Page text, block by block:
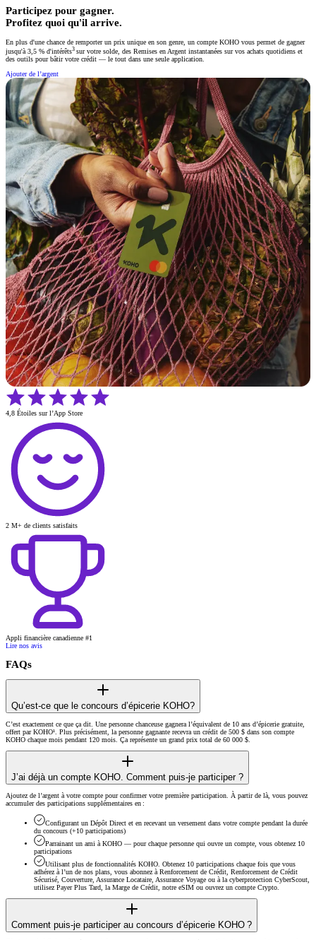
Participez pour gagner.
Profitez quoi qu'il arrive.
En plus d'une chance de remporter un prix unique en son genre, un compte KOHO vous permet de gagner
jusqu'à 3,5 % d'intérêts3 sur votre solde, des Remises en Argent instantanées sur vos achats quotidiens et
des outils pour bâtir votre crédit — le tout dans une seule application.
Ajouter de l’argent
4,8 Étoiles sur l’App Store
2 M+ de clients satisfaits
Appli financière canadienne #1
Lire nos avis
FAQs
Qu’est-ce que le concours d’épicerie KOHO?
C’est exactement ce que ça dit. Une personne chanceuse gagnera l’équivalent de 10 ans d’épicerie gratuite,
offert par KOHO¹. Plus précisément, la personne gagnante recevra un crédit de 500 $ dans son compte
KOHO chaque mois pendant 120 mois. Ça représente un grand prix total de 60 000 $.
J’ai déjà un compte KOHO. Comment puis-je participer ?
Ajoutez de l’argent à votre compte pour confirmer votre première participation. À partir de là, vous pouvez
accumuler des participations supplémentaires en :
Configurant un Dépôt Direct et en recevant un versement dans votre compte pendant la durée
du concours (+10 participations)
Parrainant un ami à KOHO — pour chaque personne qui ouvre un compte, vous obtenez 10
participations
Utilisant plus de fonctionnalités KOHO. Obtenez 10 participations chaque fois que vous
adhérez à l’un de nos plans, vous abonnez à Renforcement de Crédit, Renforcement de Crédit
Sécurisé, Couverture, Assurance Locataire, Assurance Voyage ou à la cyberprotection CyberScout,
utilisez Payer Plus Tard, la Marge de Crédit, notre eSIM ou ouvrez un compte Crypto.
Comment puis-je participer au concours d’épicerie KOHO ?